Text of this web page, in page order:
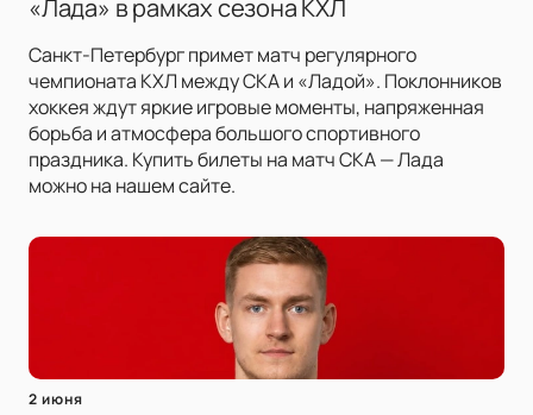
«Лада» в рамках сезона КХЛ
Санкт-Петербург примет матч регулярного
чемпионата КХЛ между СКА и «Ладой». Поклонников
хоккея ждут яркие игровые моменты, напряженная
борьба и атмосфера большого спортивного
праздника. Купить билеты на матч СКА — Лада
можно на нашем сайте.
2 июня